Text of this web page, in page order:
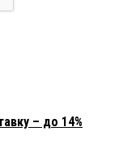
– до 14%